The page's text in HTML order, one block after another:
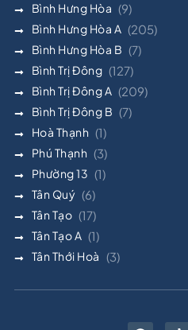
Bình Hưng Hòa (9)
Bình Hưng Hòa A (205)
Bình Hưng Hòa B (7)
Bình Trị Đông (127)
Bình Trị Đông A (209)
Bình Trị Đông B (7)
Hoà Thạnh (1)
Phú Thạnh (3)
Phường 13 (1)
Tân Quý (6)
Tân Tạo (17)
Tân Tạo A (1)
Tân Thới Hoà (3)